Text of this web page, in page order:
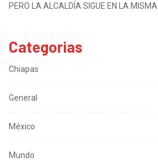
PERO LA ALCALDÍA SIGUE EN LA
Categorias
Chiapas
General
México
Mundo